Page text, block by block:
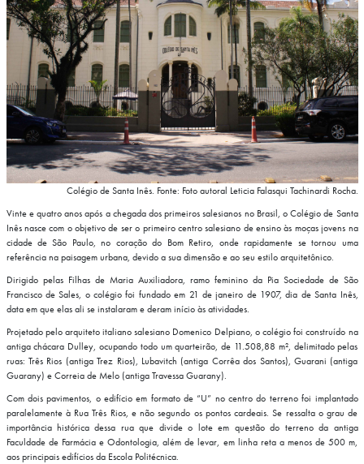
Colégio de Santa Inês. Fonte: Foto autoral Leticia Falasqui Tachinardi Rocha.
Vinte e quatro anos após a chegada dos primeiros salesianos no Brasil, o Colégio de Santa
Inês nasce com o objetivo de ser o primeiro centro salesiano de ensino às moças jovens na
cidade de São Paulo, no coração do Bom Retiro, onde rapidamente se tornou uma
referência na paisagem urbana, devido a sua dimensão e ao seu estilo arquitetônico.
Dirigido pelas Filhas de Maria Auxiliadora, ramo feminino da Pia Sociedade de São
Francisco de Sales, o colégio foi fundado em 21 de janeiro de 1907, dia de Santa Inês,
data em que elas ali se instalaram e deram início às atividades.
Projetado pelo arquiteto italiano salesiano Domenico Delpiano, o colégio foi construído na
antiga chácara Dulley, ocupando todo um quarteirão, de 11.508,88 m², delimitado pelas
ruas: Três Rios (antiga Trez Rios), Lubavitch (antiga Corrêa dos Santos), Guarani (antiga
Guarany) e Correia de Melo (antiga Travessa Guarany).
Com dois pavimentos, o edifício em formato de “U” no centro do terreno foi implantado
paralelamente à Rua Três Rios, e não segundo os pontos cardeais. Se ressalta o grau de
importância histórica dessa rua que divide o lote em questão do terreno da antiga
Faculdade de Farmácia e Odontologia, além de levar, em linha reta a menos de 500 m,
aos principais edifícios da Escola Politécnica.